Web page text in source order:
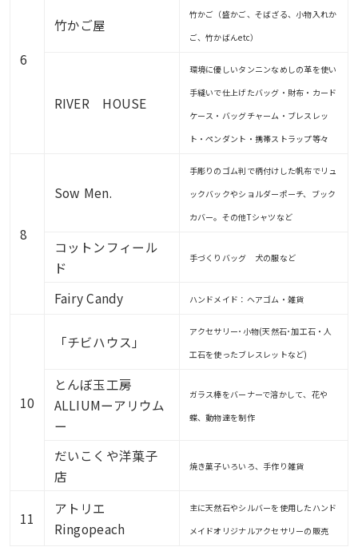
6
竹かご屋
竹かご（盛かご、そばざる、小物入れか
ご、竹かばんetc）
RIVER HOUSE
環境に優しいタンニンなめしの革を使い
手縫いで仕上げたバッグ・財布・カード
ケース・バッグチャーム・ブレスレッ
ト・ペンダント・携帯ストラップ等々
8
Sow Men.
手彫りのゴム判で柄付けした帆布でリュ
ックバックやショルダーポーチ、ブック
カバー。その他Tシャツなど
コットンフィール
ド
手づくりバッグ 犬の服など
Fairy Candy ハンドメイド：ヘアゴム・雑貨
10
「チビハウス」
アクセサリー･小物(天然石･加工石・人
工石を使ったブレスレットなど)
とんぼ玉工房
ALLIUMーアリウム
ー
ガラス棒をバーナーで溶かして、花や
蝶、動物達を制作
だいこくや洋菓子
店
焼き菓子いろいろ、手作り雑貨
11
アトリエ
Ringopeach
主に天然石やシルバーを使用したハンド
メイドオリジナルアクセサリーの販売